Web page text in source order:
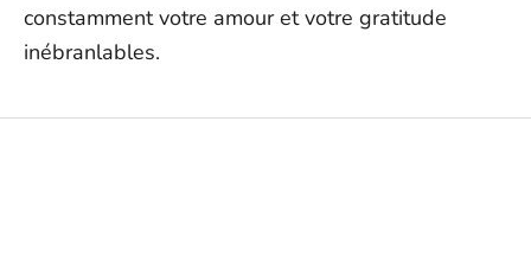
constamment votre amour et votre gratitude
inébranlables.